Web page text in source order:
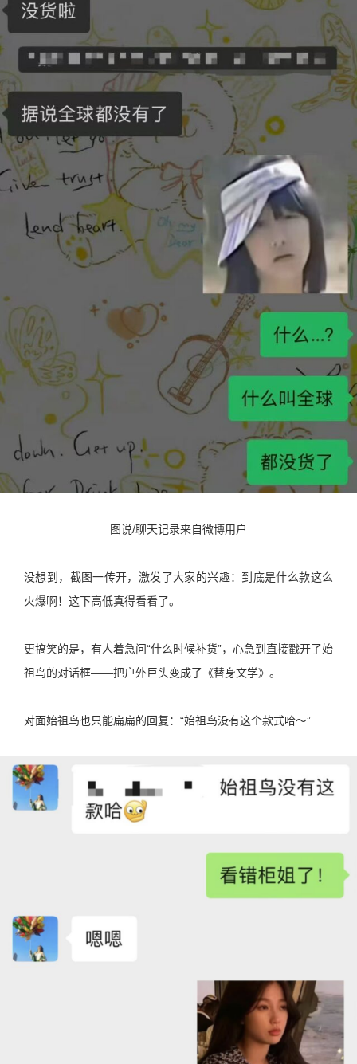
图说/聊天记录来自微博用户
没想到，截图一传开，激发了大家的兴趣：到底是什么款这么
火爆啊！这下高低真得看看了。
更搞笑的是，有人着急问“什么时候补货”，心急到直接戳开了始
祖鸟的对话框——把户外巨头变成了《替身文学》。
对面始祖鸟也只能扁扁的回复：“始祖鸟没有这个款式哈～”